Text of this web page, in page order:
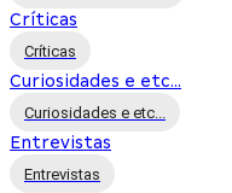
Críticas
Críticas
Curiosidades e etc...
Curiosidades e etc...
Entrevistas
Entrevistas